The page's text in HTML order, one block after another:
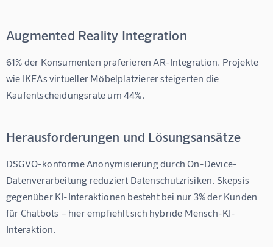
Augmented Reality Integration
61% der Konsumenten präferieren AR-Integration. Projekte
wie IKEAs virtueller Möbelplatzierer steigerten die
Kaufentscheidungsrate um 44%.
Herausforderungen und Lösungsansätze
DSGVO-konforme Anonymisierung durch On-Device-
Datenverarbeitung reduziert Datenschutzrisiken. Skepsis
gegenüber KI-Interaktionen besteht bei nur 3% der Kunden
für Chatbots – hier empfiehlt sich hybride Mensch-KI-
Interaktion.